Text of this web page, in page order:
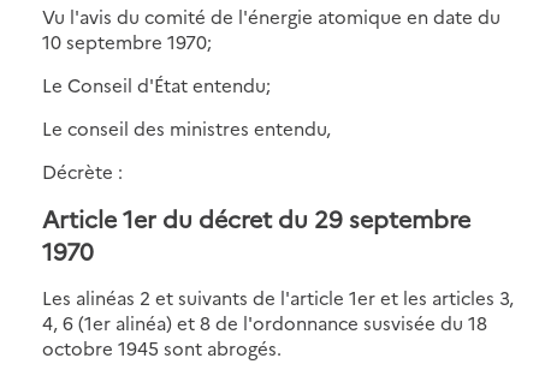
Vu l'avis du comité de l'énergie atomique en date du
10 septembre 1970;
Le Conseil d'État entendu;
Le conseil des ministres entendu,
Décrète :
Article 1er du décret du 29 septembre
1970
Les alinéas 2 et suivants de l'article 1er et les articles 3,
4, 6 (1er alinéa) et 8 de l'ordonnance susvisée du 18
octobre 1945 sont abrogés.